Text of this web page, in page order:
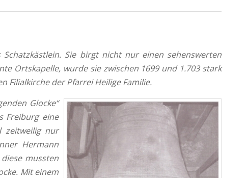
Sie birgt nicht nur einen sehenswerten
Ortskapelle, wurde sie zwischen 1699 und 1.703 stark
Filialkirche der Pfarrei Heilige Familie.
Glocke“
Freiburg eine
zeitweilig nur
Hermann
mussten
Mit einem